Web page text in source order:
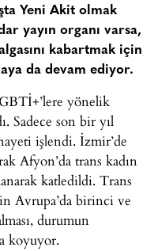
Yeni Akit olmak
yayın organı varsa,
kabartmak için
da devam ediyor.
yönelik
Sadece son bir yıl
işlendi. İzmir’de
Afyon’da trans kadın
katledildi. Trans
Avrupa’da birinci ve
durumun
koyuyor.